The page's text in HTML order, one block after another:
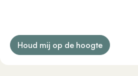
Houd mij op de hoogte